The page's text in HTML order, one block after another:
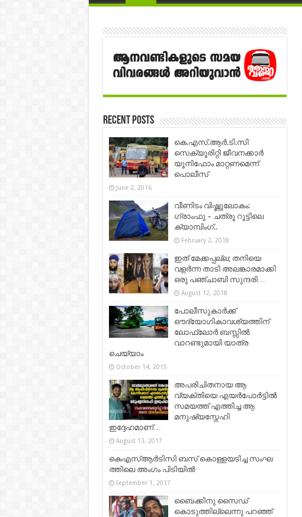
Recent Posts
കെ.എസ്.ആര്‍.ടി.സി
സെക്യൂരിറ്റി ജീവനക്കാര്‍
യൂനിഫോം മാറ്റണമെന്ന്
പൊലീസ്
June 2, 2016
വീണിടം വിഷ്ണുലോകം:
ഗ്രാംഫു – ചത്രൂ റൂട്ടിലെ
ക്യാമ്പിംഗ്..
February 2, 2018
ഇത് മേക്കപ്പല്ല; തനിയെ
വളർന്ന താടി അലങ്കാരമാക്കി
ഒരു പഞ്ചാബി സുന്ദരി…
August 12, 2018
പോലീസുകാര്‍ക്ക്
ഔദ്യോഗികാവശ്യത്തിന്
ലോഫ്‌ലോര്‍ ബസ്സില്‍
വാറണ്ടുമായി യാത്ര
ചെയ്യാം
October 14, 2015
അപരിചിതനായ ആ
വ്യക്തിയെ എയർപോർട്ടിൽ
സമയത്ത്‌ എത്തിച്ച ആ
മനുഷ്യസ്നേഹി
ഇദ്ദേഹമാണ്…
August 13, 2017
കെഎസ്ആര്‍ടിസി ബ​സ് കൊ​ള്ള​യ​ടി​ച്ച സം​ഘ​
ത്തി​ലെ അം​ഗം പി​ടി​യി​ൽ
September 1, 2017
ബൈക്കിനു സൈഡ്
കൊടുത്തില്ലെന്നു പറഞ്ഞ്